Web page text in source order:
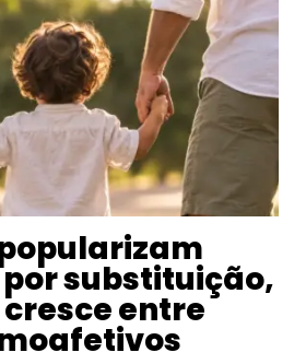
substituição,
entre